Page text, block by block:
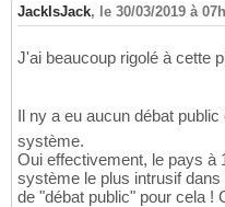
JackIsJack, le 30/03/2019 à
J'ai beaucoup rigolé à cette
Il ny a eu aucun débat
système.
Oui effectivement, le pays à
système le plus intrusif
de "débat public" pour cela !